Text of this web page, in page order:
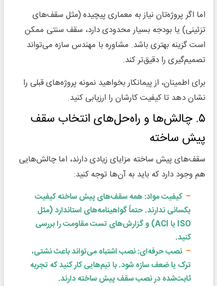
اما اگر پروژه‌تان نیاز به معماری پیچیده (مثل سقف‌های
تزئینی) یا بودجه بسیار محدودی دارد، سقف سنتی ممکن
است گزینه بهتری باشد. مشاوره با مهندس سازه می‌تواند
تصمیم‌گیری را دقیق‌تر کند.
برای اطمینان، از پیمانکار بخواهید نمونه پروژه‌های قبلی را
نشان دهد تا کیفیت کارشان را ارزیابی کنید.
۵. چالش‌ها و راه‌حل‌های انتخاب سقف
پیش ساخته
سقف‌های پیش ساخته مزایای زیادی دارند، اما چالش‌هایی
هم وجود دارد که باید به آن‌ها توجه کنید:
کیفیت مواد: همه سقف‌های پیش ساخته کیفیت
یکسانی ندارند. حتماً گواهینامه‌های استاندارد (مثل
ISO یا ACI) و گزارش‌های تست مقاومت را بررسی
کنید.
نصب حرفه‌ای: نصب اشتباه می‌تواند باعث نشتی،
ترک یا ضعف سازه شود. با تیم‌هایی کار کنید که تجربه
ثابت‌شده در نصب سقف پیش ساخته دارند.